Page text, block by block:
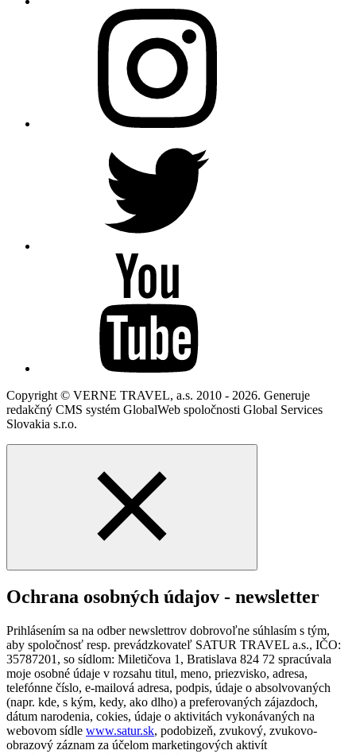
Copyright © VERNE TRAVEL, a.s. 2010 - 2026. Generuje
redakčný CMS systém GlobalWeb spoločnosti Global Services
Slovakia s.r.o.
Ochrana osobných údajov - newsletter
Prihlásením sa na odber newslettrov dobrovoľne súhlasím s tým,
aby spoločnosť resp. prevádzkovateľ SATUR TRAVEL a.s., IČO:
35787201, so sídlom: Miletičova 1, Bratislava 824 72 spracúvala
moje osobné údaje v rozsahu titul, meno, priezvisko, adresa,
telefónne číslo, e-mailová adresa, podpis, údaje o absolvovaných
(napr. kde, s kým, kedy, ako dlho) a preferovaných zájazdoch,
dátum narodenia, cokies, údaje o aktivitách vykonávaných na
webovom sídle www.satur.sk, podobizeň, zvukový, zvukovo-
obrazový záznam za účelom marketingových aktivít